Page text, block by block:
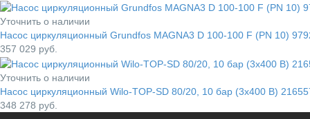
Уточнить о наличии
Насос циркуляционный Grundfos MAGNA3 D 100-100 F (PN 10)
357 029 руб.
Уточнить о наличии
Насос циркуляционный Wilo-TOP-SD 80/20, 10 бар (3x400 В)
348 278 руб.